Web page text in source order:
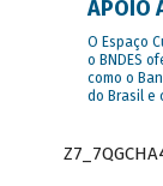
APOIO
O Espaço
o BNDES
como o
do Brasil e